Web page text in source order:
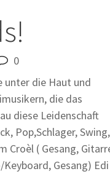
0
unter die Haut und
die das
diese Leidenschaft
Pop,Schlager, Swing,
Croèl ( Gesang,
Gesang) Edi